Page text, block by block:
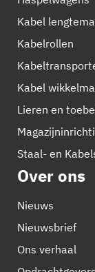
Kabel
Kabelrollen
Kabel
Lieren en
Staal- en
Over ons
Nieuws
Nieuwsbrief
Ons verhaal